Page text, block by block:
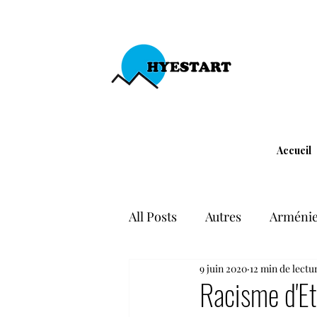
Accueil
All Posts Autres
Liberté d'expression
Racisme
9 juin 2020 12 min de